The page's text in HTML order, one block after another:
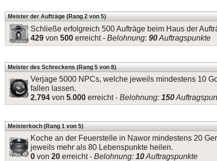
Meister der Aufträge (Rang 2 von 5)
Schließe erfolgreich 500 Aufträge beim Haus der
429 von 500 erreicht - Belohnung: 90Auftragspunkte
Meister des Schreckens (Rang 5 von 8)
Verjage 5000 NPCs, welche jeweils mindestens 10
fallen lassen.
2.794 von 5.000 erreicht - Belohnung: 150
Meisterkoch (Rang 1 von 5)
Koche an der Feuerstelle in Nawor mindestens 20
jeweils mehr als 80 Lebenspunkte heilen.
0 von 20 erreicht - Belohnung: 10Auftragspunkte